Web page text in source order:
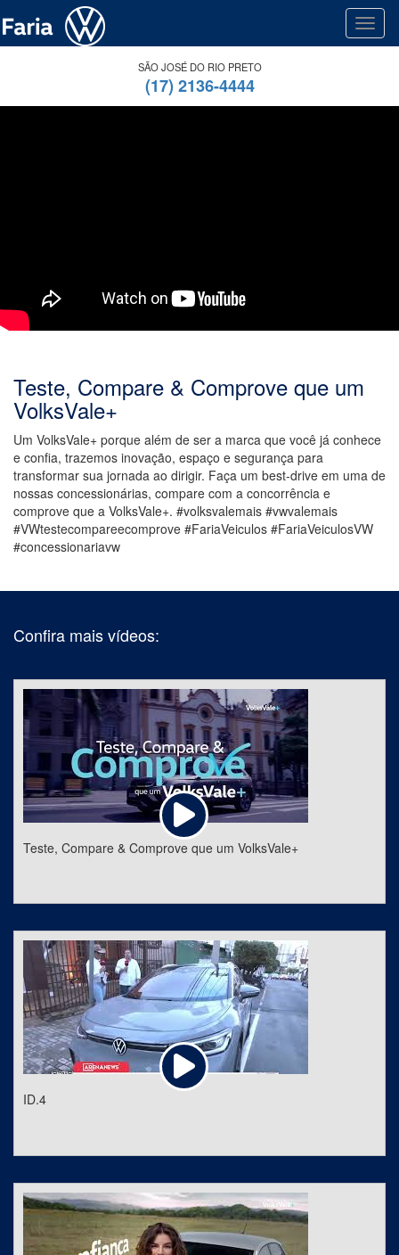
SÃO JOSÉ DO RIO PRETO
(17) 2136-4444
Teste, Compare & Comprove que um
VolksVale+
Um VolksVale+ porque além de ser a marca que você já conhece
e confia, trazemos inovação, espaço e segurança para
transformar sua jornada ao dirigir. Faça um best-drive em uma de
nossas concessionárias, compare com a concorrência e
comprove que a VolksVale+. #volksvalemais #vwvalemais
#VWtestecompareecomprove #FariaVeiculos #FariaVeiculosVW
#concessionariavw
Confira mais vídeos:
Teste, Compare & Comprove que um VolksVale+
ID.4